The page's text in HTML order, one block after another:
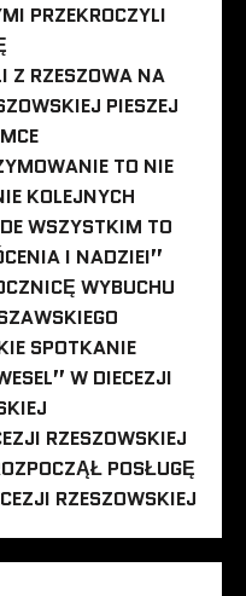
PRZEKROCZYLI
Z RZESZOWA NA
PIESZEJ
TO NIE
KOLEJNYCH
WSZYSTKIM TO
I NADZIEI”
WYBUCHU
SPOTKANIE
W DIECEZJI
RZESZOWSKIEJ
POSŁUGĘ
RZESZOWSKIEJ